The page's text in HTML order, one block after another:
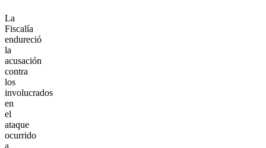
La
Fiscalía
endureció
la
acusación
contra
los
involucrados
en
el
ataque
ocurrido